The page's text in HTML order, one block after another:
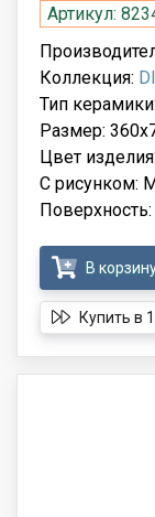
Артикул:
Коллекция:
Тип
Размер:
Цвет
С рисунком:
В
Купить в